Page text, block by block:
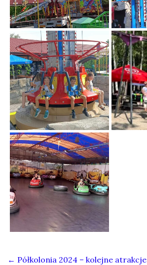
← Półkolonia 2024 – kolejne atrakcje